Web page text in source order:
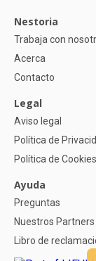
Nestoria
Trabaja con
Acerca
Contacto
Legal
Aviso legal
Política de
Política de Cookies
Ayuda
Preguntas
Nuestros Partners
Libro de